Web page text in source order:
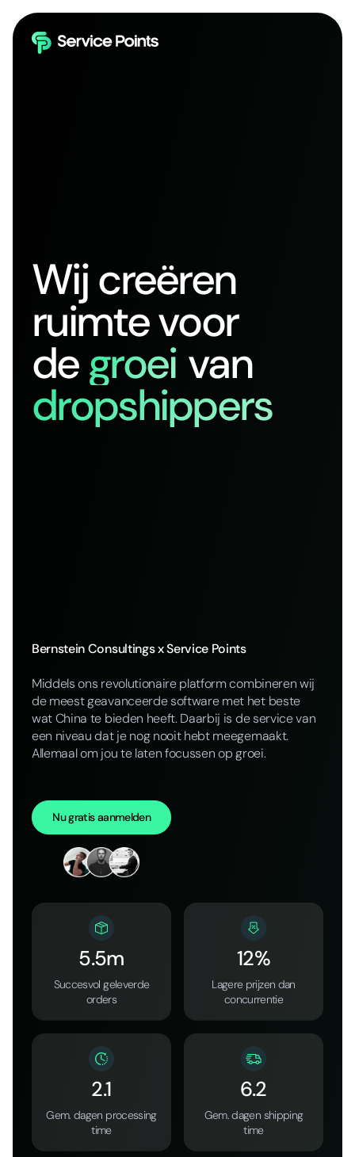
Wij creëren
ruimte voor
degroei van
dropshippers
Bernstein Consultings x Service Points
Middels ons revolutionaire platform combineren wij
de meest geavanceerde software met het beste
wat China te bieden heeft. Daarbij is de service van
een niveau dat je nog nooit hebt meegemaakt.
Allemaal om jou te laten focussen op groei.
Nu gratis aanmelden
5.5m
Succesvol geleverde
orders
12%
Lagere prijzen dan
concurrentie
2.1
Gem. dagen processing
time
6.2
Gem. dagen shipping
time